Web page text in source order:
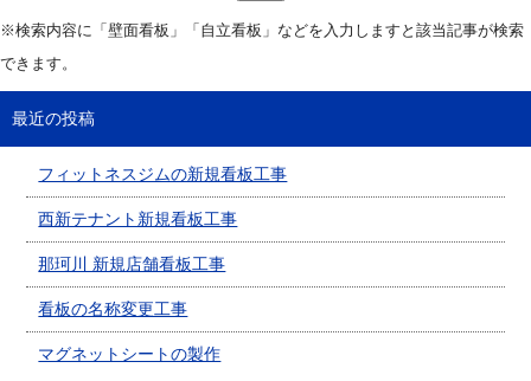
※検索内容に「壁面看板」「自立看板」などを入力しますと該当記事が検索
できます。
最近の投稿
フィットネスジムの新規看板工事
西新テナント新規看板工事
那珂川 新規店舗看板工事
看板の名称変更工事
マグネットシートの製作